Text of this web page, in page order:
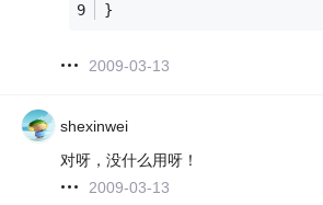
}
2009-03-13
shexinwei
对呀，没什么用呀！
2009-03-13